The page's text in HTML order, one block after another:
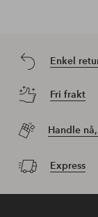
Enkel
Fri frakt
Handle
Express